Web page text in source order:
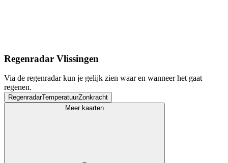
Regenradar Vlissingen
Via de regenradar kun je gelijk zien waar en wanneer het gaat
regenen.
RegenradarTemperatuurZonkracht
Meer kaarten